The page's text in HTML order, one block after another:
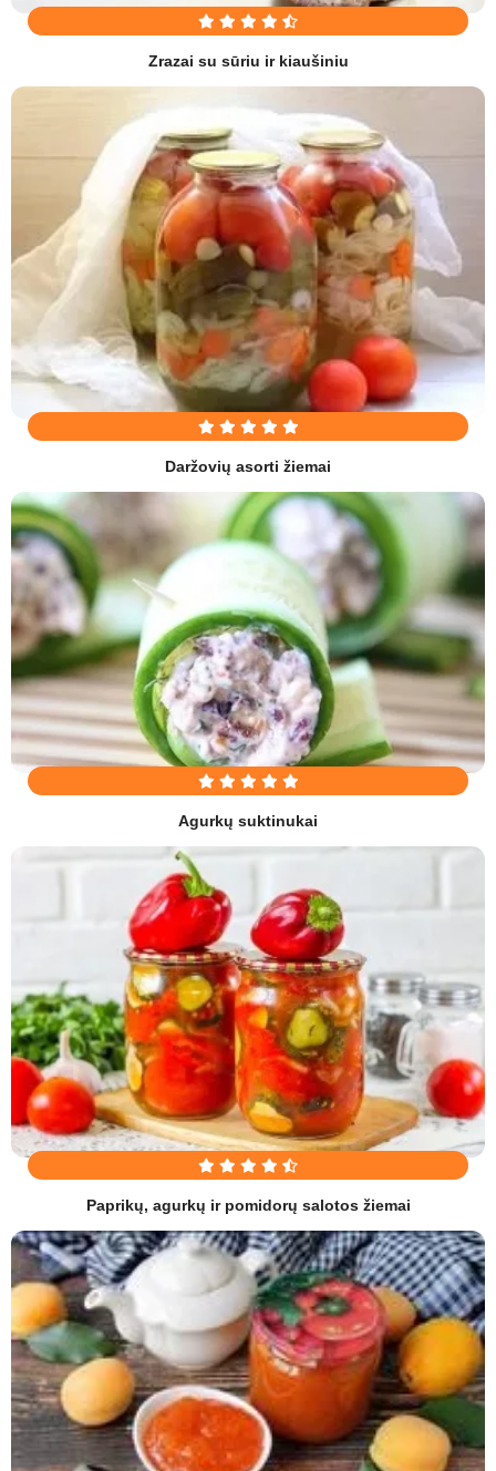
Zrazai su sūriu ir kiaušiniu
Daržovių asorti žiemai
Agurkų suktinukai
Paprikų, agurkų ir pomidorų salotos žiemai